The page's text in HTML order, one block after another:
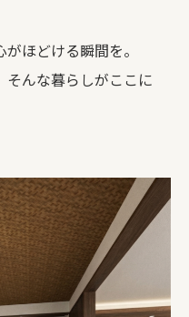
ほどける瞬間を。
そんな暮らしがここに